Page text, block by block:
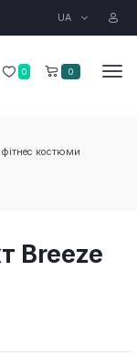
UA
0 0
костюми
Breeze